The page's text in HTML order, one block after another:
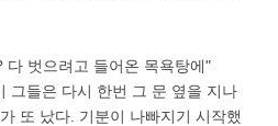
다 벗으려고 들어온 목욕탕에"
그들은 다시 한번 그 문 옆을 지나
또 났다. 기분이 나빠지기 시작했